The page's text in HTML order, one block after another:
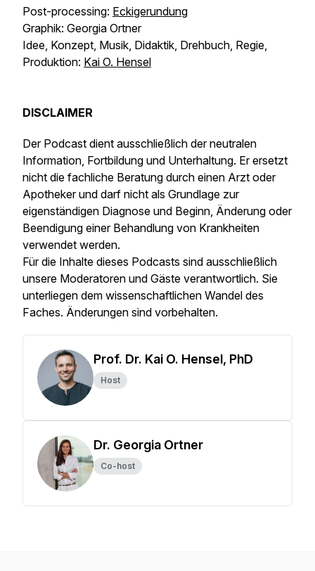
Post-processing: Eckigerundung
Graphik: Georgia Ortner
Idee, Konzept, Musik, Didaktik, Drehbuch, Regie,
Produktion: Kai O. Hensel
DISCLAIMER
Der Podcast dient ausschließlich der neutralen
Information, Fortbildung und Unterhaltung. Er ersetzt
nicht die fachliche Beratung durch einen Arzt oder
Apotheker und darf nicht als Grundlage zur
eigenständigen Diagnose und Beginn, Änderung oder
Beendigung einer Behandlung von Krankheiten
verwendet werden.
Für die Inhalte dieses Podcasts sind ausschließlich
unsere Moderatoren und Gäste verantwortlich. Sie
unterliegen dem wissenschaftlichen Wandel des
Faches. Änderungen sind vorbehalten.
Prof. Dr. Kai O. Hensel, PhD
Host
Dr. Georgia Ortner
Co-host